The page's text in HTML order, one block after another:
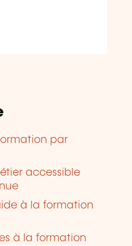
par
accessible
à la formation
à la formation